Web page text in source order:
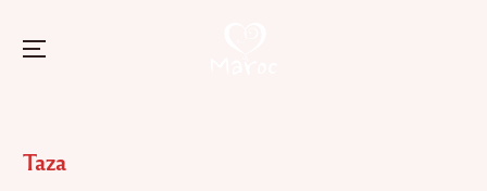
content
Menu
Posted
Taza